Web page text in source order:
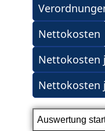
Nettokosten
Nettokosten
Nettokosten